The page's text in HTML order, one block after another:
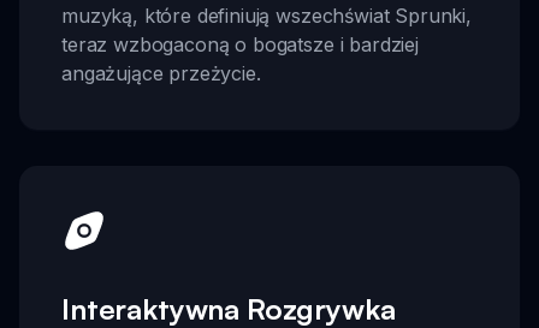
muzyką, które definiują wszechświat Sprunki,
teraz wzbogaconą o bogatsze i bardziej
angażujące przeżycie.
Interaktywna Rozgrywka